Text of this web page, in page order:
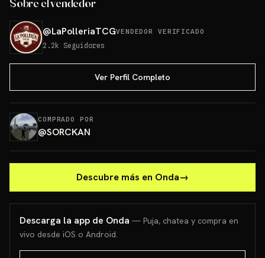
@LaPolleriaTCGVENDEDOR VERIFICADO
2.2k Seguidores
Ver Perfil Completo
COMPRADO POR
@SORCKAN
Descubre más en Onda→
Descarga la app de Onda — Puja, chatea y compra en
vivo desde iOS o Android.